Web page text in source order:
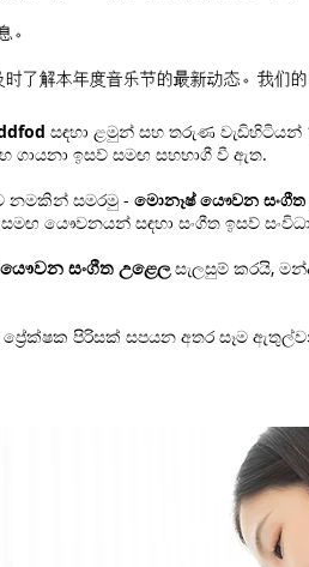
。
了解本年度音乐节的最新动态。我们
සඳහා ළමුන් සහ තරුණ වැඩිහිටියන්
ගායනා ඉසව් සමඟ සහභාගී වී ඇත.
නමකින් සමරමු - මොනෑෂ් යෞවන
යෞවනයන් සඳහා සංගීත ඉසව්
සංගීත උළෙලසැලසුම් කරයි,
පිරිසක් සපයන අතර සෑම